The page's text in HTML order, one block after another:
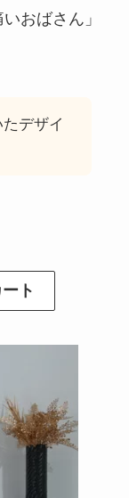
おばさん」
デザイ
ト